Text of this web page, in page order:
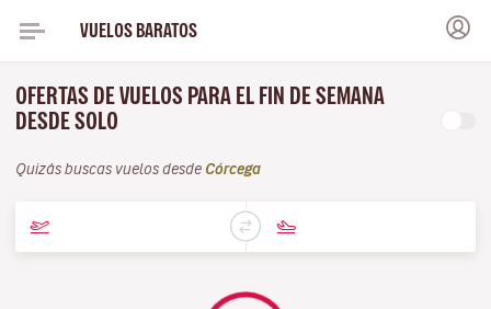
VUELOS BARATOS
OFERTAS DE VUELOS PARA EL FIN DE SEMANA
DESDE SOLO
Quizás buscas vuelos desde Córcega